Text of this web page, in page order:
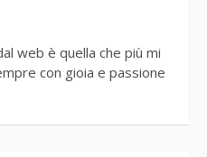
web è quella che più mi
con gioia e passione